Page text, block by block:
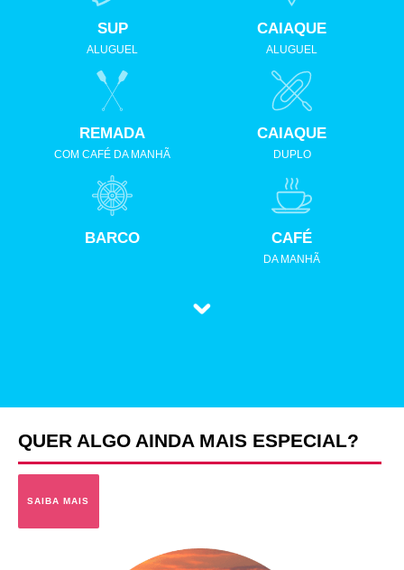
SUP
ALUGUEL
CAIAQUE
ALUGUEL
REMADA
COM CAFÉ DA MANHÃ
CAIAQUE
DUPLO
BARCO CAFÉ
DA MANHÃ
QUER ALGO AINDA MAIS ESPECIAL?
SAIBA MAIS